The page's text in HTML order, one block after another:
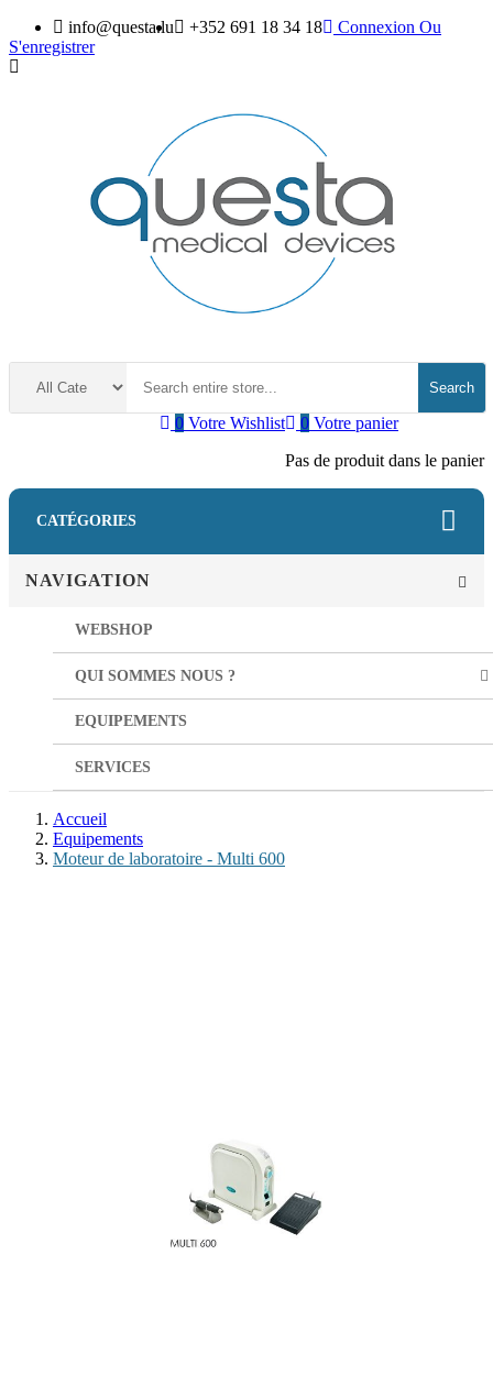
info@questa.lu +352 691 18 34 18 Connexion Ou
S'enregistrer
Search
0 Votre panier
Pas de produit dans le panier
0 Votre Wishlist
CATÉGORIES
NAVIGATION
WEBSHOP
QUI SOMMES NOUS ?
EQUIPEMENTS
SERVICES
Accueil
Equipements
Moteur de laboratoire - Multi 600